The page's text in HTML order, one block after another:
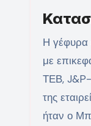
Η γέφυρα
με
ΤΕΒ, J&P-
της
ήταν ο